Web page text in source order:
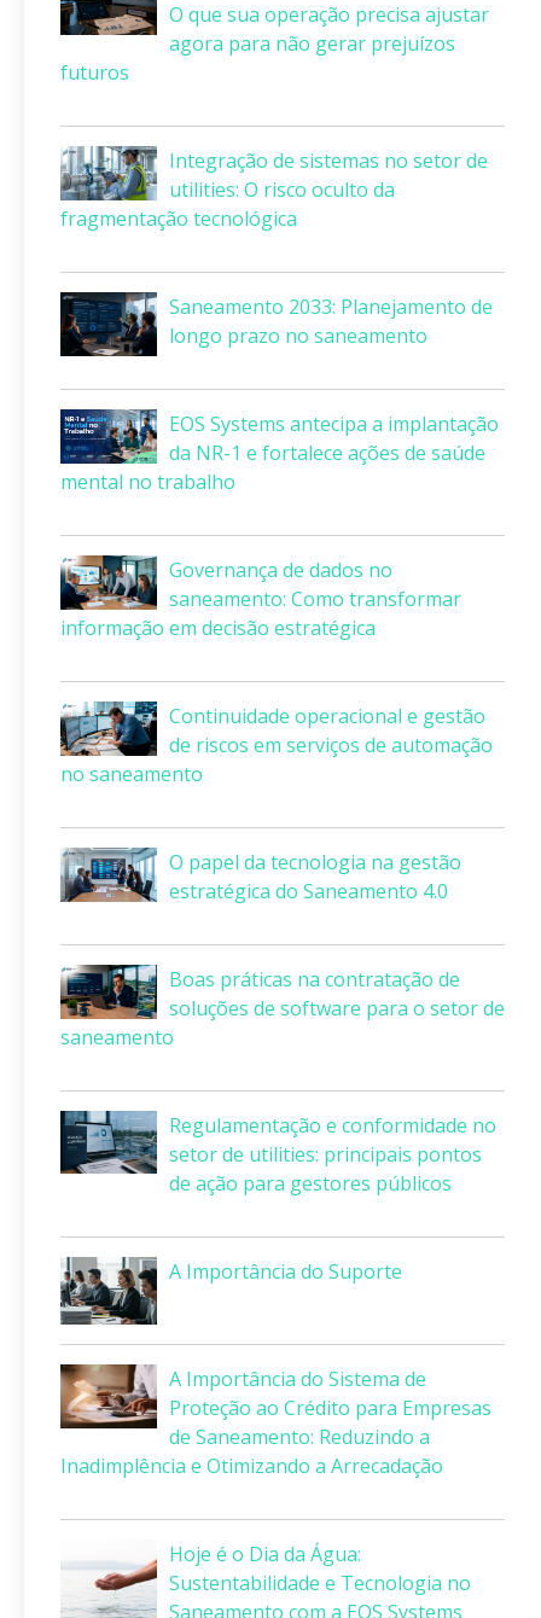
O que sua operação precisa ajustar
agora para não gerar prejuízos
futuros
Integração de sistemas no setor de
utilities: O risco oculto da
fragmentação tecnológica
Saneamento 2033: Planejamento de
longo prazo no saneamento
EOS Systems antecipa a implantação
da NR-1 e fortalece ações de saúde
mental no trabalho
Governança de dados no
saneamento: Como transformar
informação em decisão estratégica
Continuidade operacional e gestão
de riscos em serviços de automação
no saneamento
O papel da tecnologia na gestão
estratégica do Saneamento 4.0
Boas práticas na contratação de
soluções de software para o setor de
saneamento
Regulamentação e conformidade no
setor de utilities: principais pontos
de ação para gestores públicos
A Importância do Suporte
A Importância do Sistema de
Proteção ao Crédito para Empresas
de Saneamento: Reduzindo a
Inadimplência e Otimizando a Arrecadação
Hoje é o Dia da Água:
Sustentabilidade e Tecnologia no
Saneamento com a EOS Systems